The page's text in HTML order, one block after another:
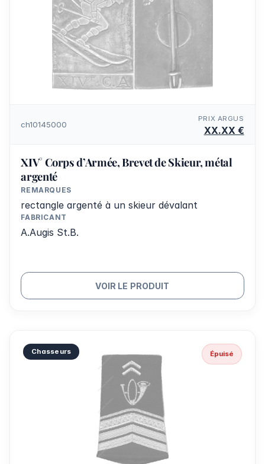
ch10145000
PRIX ARGUS
XX.XX €
XIV° Corps d’Armée, Brevet de Skieur, métal
argenté
REMARQUES
rectangle argenté à un skieur dévalant
FABRICANT
A.Augis St.B.
VOIR LE PRODUIT
Chasseurs Épuisé